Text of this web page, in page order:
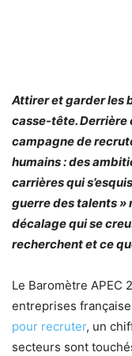
Attirer et garder les
casse-tête. Derrière
campagne de
humains : des
carrières qui
guerre des talents »
décalage qui se
recherchent et ce
Le Baromètre APEC
entreprises
pour recruter, un
secteurs sont